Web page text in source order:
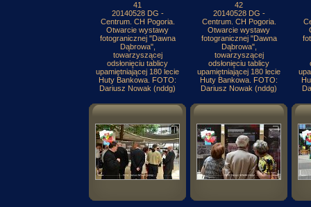
41
20140528 DG -
Centrum. CH Pogoria.
Otwarcie wystawy
fotogranicznej "Dawna
Dąbrowa",
towarzyszącej
odsłonięciu tablicy
upamiętniającej 180 lecie
Huty Bankowa. FOTO:
Dariusz Nowak (nddg)
42
20140528 DG -
Centrum. CH Pogoria.
Otwarcie wystawy
fotogranicznej "Dawna
Dąbrowa",
towarzyszącej
odsłonięciu tablicy
upamiętniającej 180 lecie
Huty Bankowa. FOTO:
Dariusz Nowak (nddg)